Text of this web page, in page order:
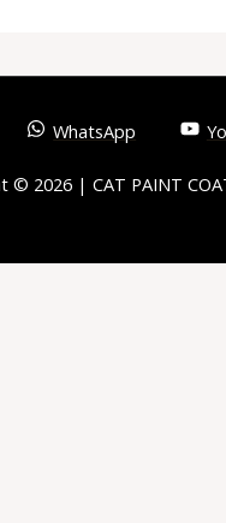
WhatsApp
© 2026 | CAT PAINT